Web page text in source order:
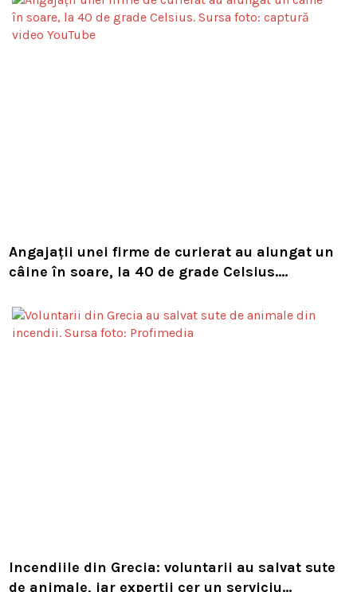
Angajații unei firme de curierat au alungat un
câine în soare, la 40 de grade Celsius.
Incendiile din Grecia: voluntarii au salvat sute
de animale, iar experții cer un serviciu